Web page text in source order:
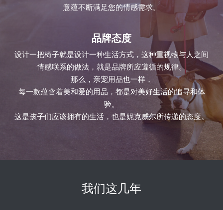
意蕴不断满足您的情感需求。
品牌态度
设计一把椅子就是设计一种生活方式，这种重视物与人之间
情感联系的做法，就是品牌所应遵循的规律。
那么，亲宠用品也一样，
每一款蕴含着美和爱的用品，都是对美好生活的追寻和体
验。
这是孩子们应该拥有的生活，也是妮克威尔所传递的态度。
我们这几年